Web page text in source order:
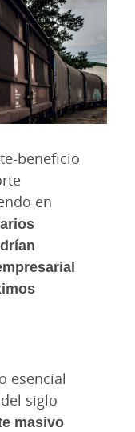
beneficio
en
esencial
siglo
masivo